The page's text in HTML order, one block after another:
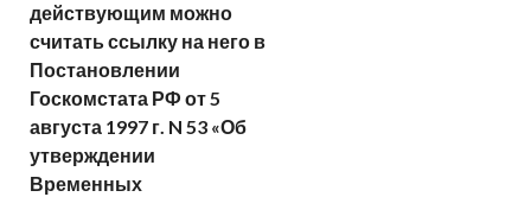
действующим можно
считать ссылку на него в
Постановлении
Госкомстата РФ от 5
августа 1997 г. N 53 «Об
утверждении
Временных